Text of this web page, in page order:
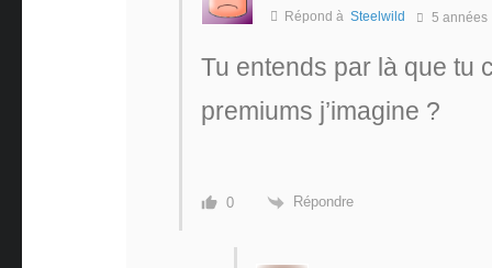
Répond à Steelwild 5 années
Tu entends par là que tu
premiums j’imagine ?
0 Répondre